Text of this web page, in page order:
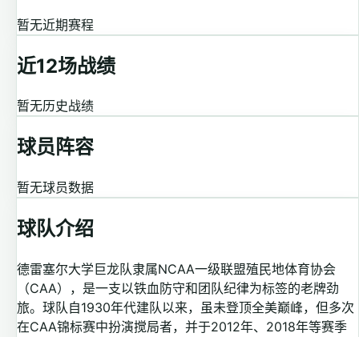
暂无近期赛程
近12场战绩
暂无历史战绩
球员阵容
暂无球员数据
球队介绍
德雷塞尔大学巨龙队隶属NCAA一级联盟殖民地体育协会
（CAA），是一支以铁血防守和团队纪律为标签的老牌劲
旅。球队自1930年代建队以来，虽未登顶全美巅峰，但多次
在CAA锦标赛中扮演搅局者，并于2012年、2018年等赛季